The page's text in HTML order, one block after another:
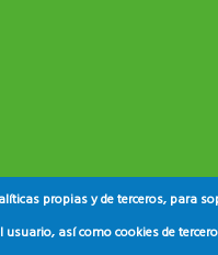
propias y de terceros, para
así como cookies de